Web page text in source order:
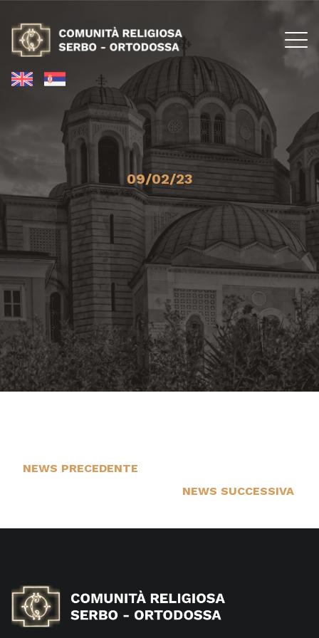
09/02/23
NEWS PRECEDENTE
NEWS SUCCESSIVA